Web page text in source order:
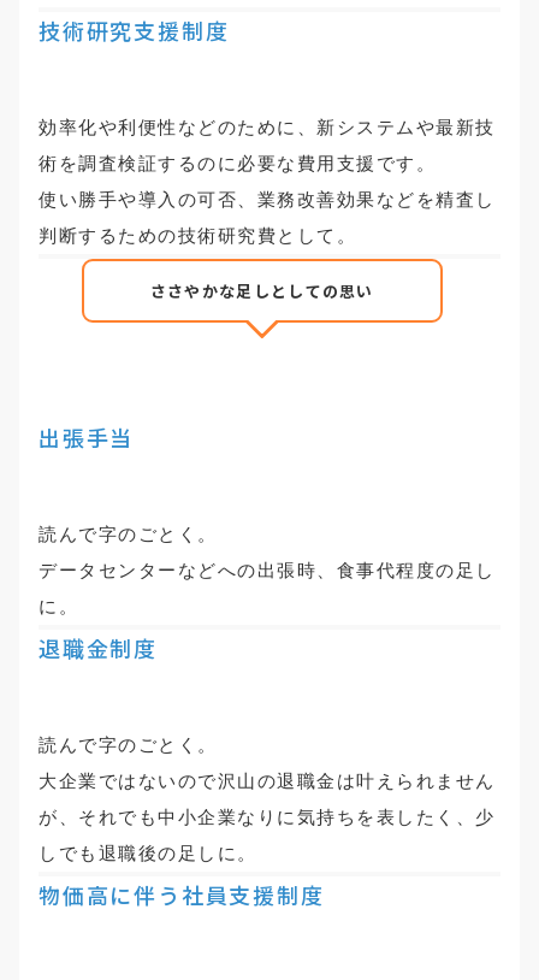
技術研究支援制度
効率化や利便性などのために、新システムや最新技
術を調査検証するのに必要な費用支援です。
使い勝手や導入の可否、業務改善効果などを精査し
判断するための技術研究費として。
ささやかな足しとしての思い
出張手当
読んで字のごとく。
データセンターなどへの出張時、食事代程度の足し
に。
退職金制度
読んで字のごとく。
大企業ではないので沢山の退職金は叶えられません
が、それでも中小企業なりに気持ちを表したく、少
しでも退職後の足しに。
物価高に伴う社員支援制度